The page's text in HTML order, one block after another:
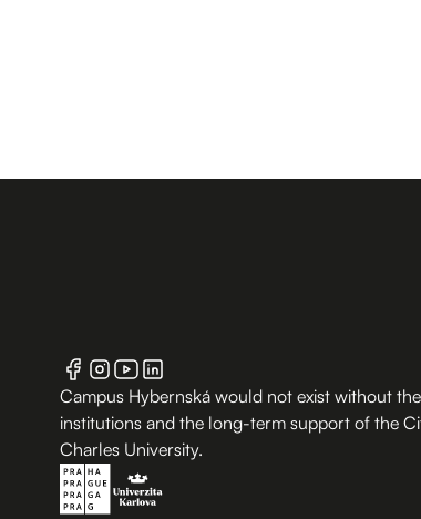
Campus Hybernská would not exist without
institutions and the long-term support of the
Charles University.